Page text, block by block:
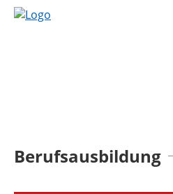
Berufsausbildung